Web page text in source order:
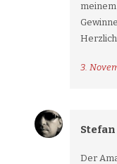
3.
Stefan
Der